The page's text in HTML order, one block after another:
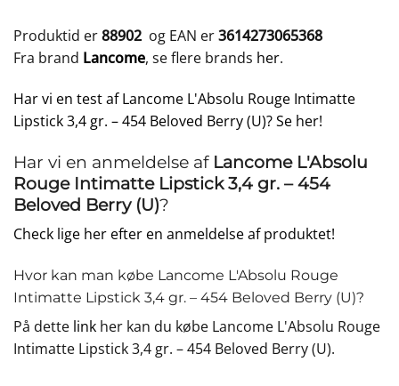
Produktid er88902 og EAN er3614273065368
Fra brand Lancome, se flere brands her.
Har vi en test af Lancome L'Absolu Rouge Intimatte
Lipstick 3,4 gr. – 454 Beloved Berry (U)? Se her!
Har vi en anmeldelse af Lancome L'Absolu
Rouge Intimatte Lipstick 3,4 gr. – 454
Beloved Berry (U)?
Check lige her efter en anmeldelse af produktet!
Hvor kan man købe Lancome L'Absolu Rouge
Intimatte Lipstick 3,4 gr. – 454 Beloved Berry (U)?
På dette link her kan du købe Lancome L'Absolu Rouge
Intimatte Lipstick 3,4 gr. – 454 Beloved Berry (U).